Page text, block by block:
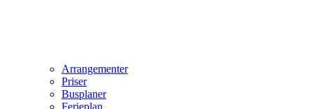
Arrangementer
Priser
Busplaner